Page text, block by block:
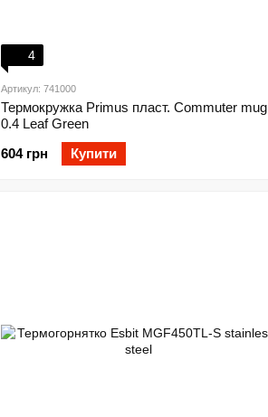
4
Артикул: 741000
Термокружка Primus пласт. Commuter mug
0.4 Leaf Green
604 грн
Купити